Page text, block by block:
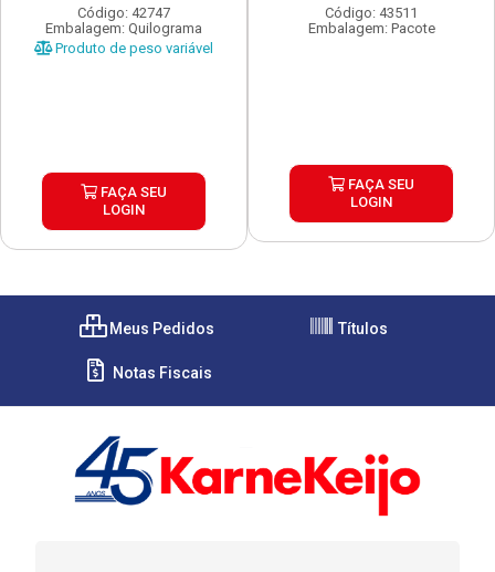
Código: 42747
Embalagem: Quilograma
Produto de peso variável
FAÇA SEU
LOGIN
Código: 43511
Embalagem: Pacote
FAÇA SEU
LOGIN
Meus Pedidos Títulos
Notas Fiscais